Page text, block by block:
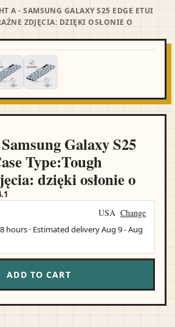
A - SAMSUNG GALAXY S25 EDGE ETUI
ZDJĘCIA: DZIĘKI OSŁONIE O
Galaxy S25
Type:Tough
dzięki osłonie o
USA Change
hours · Estimated deliveryAug 9-Aug
ADD TO CART